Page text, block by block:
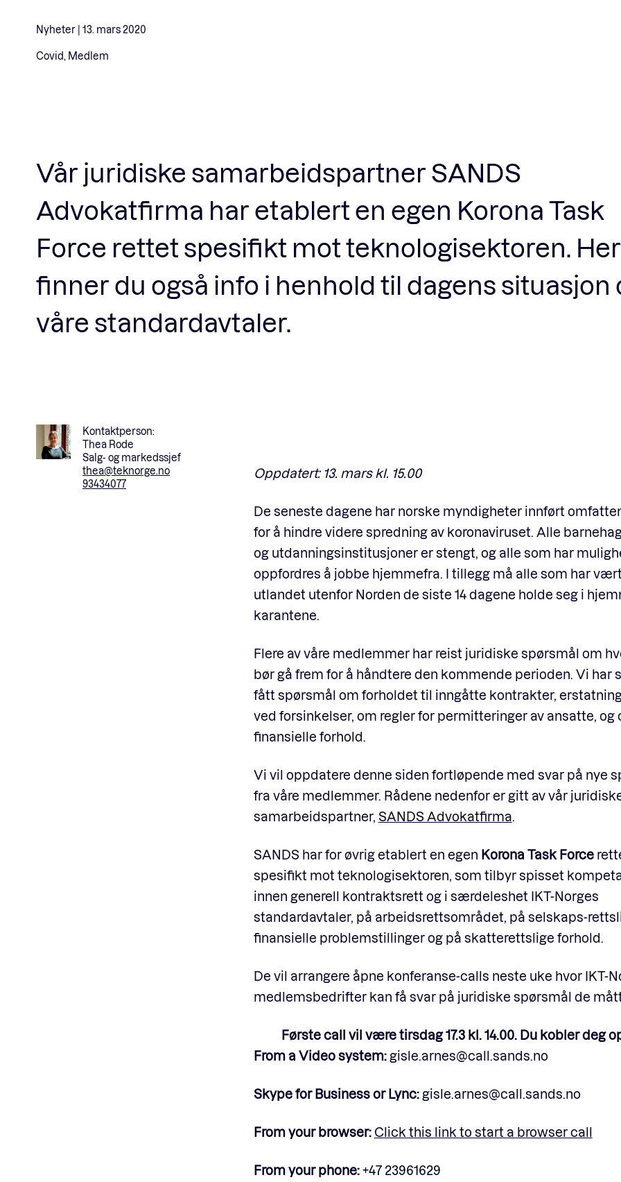
Nyheter og meninger
Rapporter
Nyheter | 13. mars 2020
Covid, Medlem
Vår juridiske samarbeidspartner SANDS
Advokatfirma har etablert en egen Korona Task
Force rettet spesifikt mot teknologisektoren. Her
finner du også info i henhold til dagens situasjon
våre standardavtaler.
Kontaktperson:
Thea Rode
Salg- og markedssjef
thea@teknorge.no
93434077
Oppdatert: 13. mars kl. 15.00
De seneste dagene har norske myndigheter innført
for å hindre videre spredning av koronaviruset. Alle
og utdanningsinstitusjoner er stengt, og alle som har
oppfordres å jobbe hjemmefra. I tillegg må alle som har
utlandet utenfor Norden de siste 14 dagene holde seg i
karantene.
Flere av våre medlemmer har reist juridiske spørsmål om
bør gå frem for å håndtere den kommende perioden. Vi har
fått spørsmål om forholdet til inngåtte kontrakter,
ved forsinkelser, om regler for permitteringer av ansatte, og
finansielle forhold.
Vi vil oppdatere denne siden fortløpende med svar på nye
fra våre medlemmer. Rådene nedenfor er gitt av vår
samarbeidspartner, SANDS Advokatfirma
SANDS har for øvrig etablert en egen Korona Task Force
spesifikt mot teknologisektoren, som tilbyr spisset
innen generell kontraktsrett og i særdeleshet IKT-Norges
standardavtaler, på arbeidsrettsområdet, på selskaps-
finansielle problemstillinger og på skatterettslige forhold.
De vil arrangere åpne konferanse-calls neste uke hvor IKT-
medlemsbedrifter kan få svar på juridiske spørsmål de
Første call vil være tirsdag 17.3 kl. 14.00. Du kobler deg
From a Video system: gisle.arnes@call.sands.no
Skype for Business or Lync: gisle.arnes@call.sands.no
From your browser: Click this link to start a browser call
From your phone:+47 23961629